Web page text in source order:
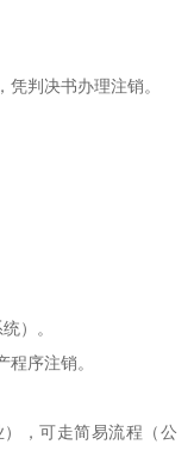
判决书办理注销。
）。
序注销。
，可走简易流程（公